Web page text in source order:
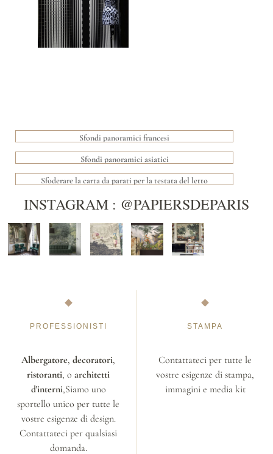
Sfondi panoramici francesi
Sfondi panoramici asiatici
Sfoderare la carta da parati per la testata del letto
INSTAGRAM : @PAPIERSDEPARIS
PROFESSIONISTI
Albergatore, decoratori,
ristoranti, o architetti
d'interni,Siamo uno
sportello unico per tutte le
vostre esigenze di design.
Contattateci per qualsiasi
domanda.
STAMPA
Contattateci per tutte le
vostre esigenze di stampa,
immagini e media kit